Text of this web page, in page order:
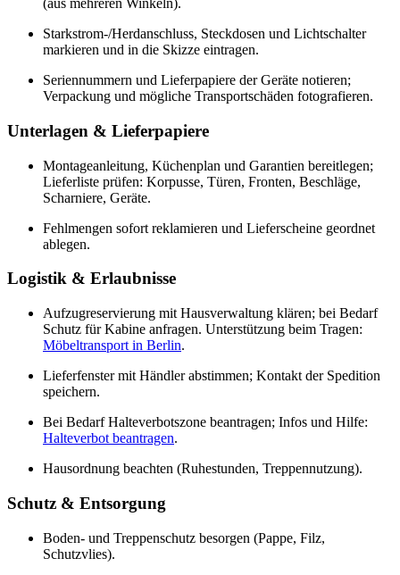
(aus mehreren Winkeln).
Starkstrom-/Herdanschluss, Steckdosen und Lichtschalter
markieren und in die Skizze eintragen.
Seriennummern und Lieferpapiere der Geräte notieren;
Verpackung und mögliche Transportschäden fotografieren.
Unterlagen & Lieferpapiere
Montageanleitung, Küchenplan und Garantien bereitlegen;
Lieferliste prüfen: Korpusse, Türen, Fronten, Beschläge,
Scharniere, Geräte.
Fehlmengen sofort reklamieren und Lieferscheine geordnet
ablegen.
Logistik & Erlaubnisse
Aufzugreservierung mit Hausverwaltung klären; bei Bedarf
Schutz für Kabine anfragen. Unterstützung beim Tragen:
Möbeltransport in Berlin.
Lieferfenster mit Händler abstimmen; Kontakt der Spedition
speichern.
Bei Bedarf Halteverbotszone beantragen; Infos und Hilfe:
Halteverbot beantragen.
Hausordnung beachten (Ruhestunden, Treppennutzung).
Schutz & Entsorgung
Boden- und Treppenschutz besorgen (Pappe, Filz,
Schutzvlies).